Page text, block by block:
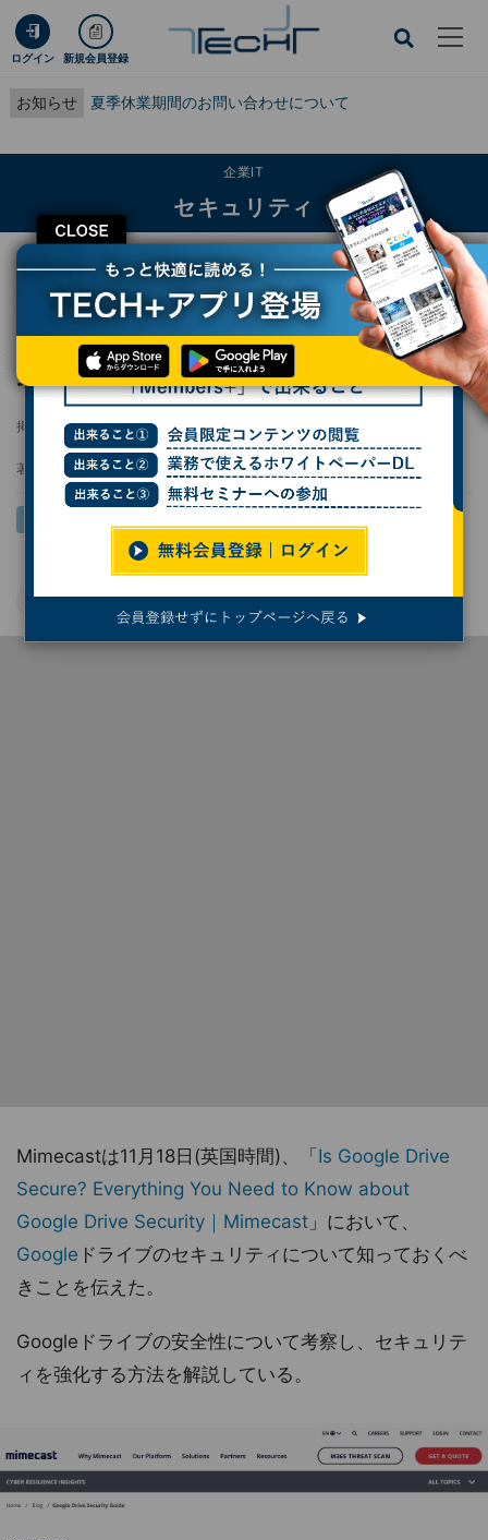
ログイン 新規会員登録
お知らせ 夏季休業期間のお問い合わせについて
CLOSE
企業IT
セキュリティ
TECH+ 企業IT
セキュリティ
Googleドライブのセキュリティについて知っておくべきこと
Googleドライブのセキュリティについて知っ
ておくべきこと
掲載日 2024/11/20 07:47
著者： 後藤大地
Google サイバーセキュリティ
Mimecastは11月18日(英国時間)、「 Is Google Drive
Secure? Everything You Need to Know about
Google Drive Security｜Mimecast 」において、
Google ドライブのセキュリティについて知っておくべ
きことを伝えた。
Googleドライブの安全性について考察し、セキュリテ
ィを強化する方法を解説している。